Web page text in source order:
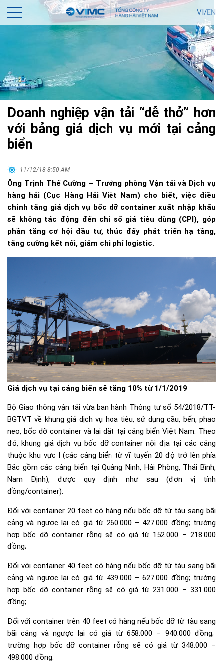
VI/EN
Doanh nghiệp vận tải “dễ thở” hơn
với bảng giá dịch vụ mới tại cảng
biển
11/12/18 8:50 AM
Ông Trịnh Thế Cường – Trưởng phòng Vận tải và Dịch vụ
hàng hải (Cục Hàng Hải Việt Nam) cho biết, việc điều
chỉnh tăng giá dịch vụ bốc dỡ container xuất nhập khẩu
sẽ không tác động đến chỉ số giá tiêu dùng (CPI), góp
phần tăng cơ hội đầu tư, thúc đẩy phát triển hạ tầng,
tăng cường kết nối, giảm chi phí logistic.
Giá dịch vụ tại cảng biển sẽ tăng 10% từ 1/1/2019
Bộ Giao thông vận tải vừa ban hành Thông tư số 54/2018/TT-
BGTVT về khung giá dịch vụ hoa tiêu, sử dụng cầu, bến, phao
neo, bốc dỡ container và lai dắt tại cảng biển Việt Nam. Theo
đó, khung giá dịch vụ bốc dỡ container nội địa tại các cảng
thuộc khu vực I (các cảng biển từ vĩ tuyến 20 độ trở lên phía
Bắc gồm các cảng biển tại Quảng Ninh, Hải Phòng, Thái Bình,
Nam Định), được quy định như sau (đơn vị tính
đồng/container):
Đối với container 20 feet có hàng nếu bốc dỡ từ tàu sang bãi
cảng và ngược lại có giá từ 260.000 – 427.000 đồng; trường
hợp bốc dỡ container rỗng sẽ có giá từ 152.000 – 218.000
đồng;
Đối với container 40 feet có hàng nếu bốc dỡ từ tàu sang bãi
cảng và ngược lại có giá từ 439.000 – 627.000 đồng; trường
hợp bốc dỡ container rỗng sẽ có giá từ 231.000 – 331.000
đồng;
Đối với container trên 40 feet có hàng nếu bốc dỡ từ tàu sang
bãi cảng và ngược lại có giá từ 658.000 – 940.000 đồng;
trường hợp bốc dỡ container rỗng sẽ có giá từ 348.000 –
498.000 đồng.